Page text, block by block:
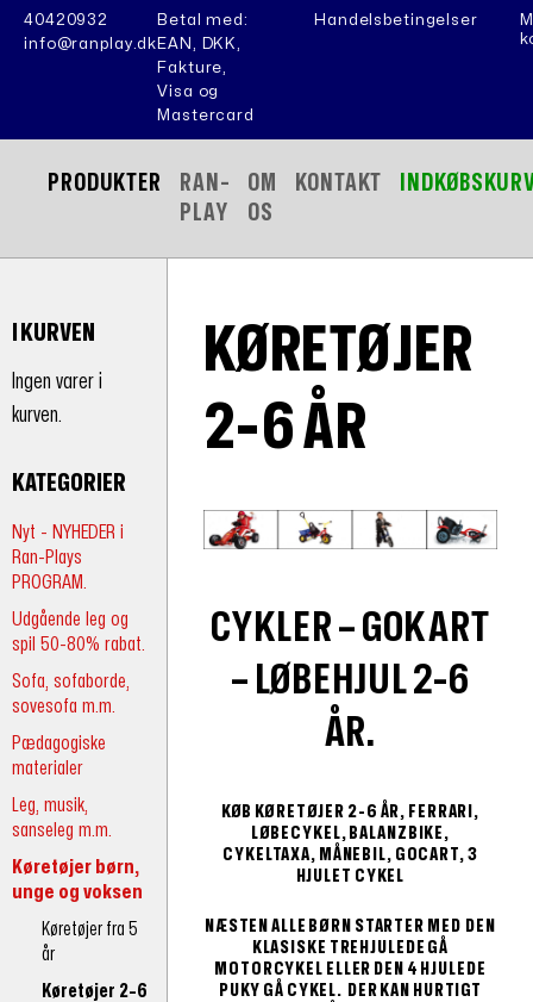
40420932
info@ranplay.dk
Betal med:
EAN, DKK,
Fakture,
Visa og
Mastercard
Handelsbetingelser
PRODUKTER
RAN-
PLAY
OM
OS
KONTAKT
I KURVEN
Ingen varer i
kurven.
KATEGORIER
Nyt - NYHEDER i
Ran-Plays
PROGRAM.
Udgående leg og
spil 50-80% rabat.
Sofa, sofaborde,
sovesofa m.m.
Pædagogiske
materialer
Leg, musik,
sanseleg m.m.
Køretøjer børn,
unge og voksen
Køretøjer fra 5
år
Køretøjer 2-6
KØRETØJER
2-6 ÅR
CYKLER – GOKART
– LØBEHJUL2-6
ÅR.
KØB KØRETØJER 2-6 ÅR, FERRARI,
LØBECYKEL, BALANZBIKE,
CYKELTAXA, MÅNEBIL, GOCART, 3
HJULET CYKEL
NÆSTEN ALLE BØRN STARTER MED DEN
KLASISKE TREHJULEDE GÅ
MOTORCYKEL ELLER DEN 4 HJULEDE
PUKY GÅ CYKEL. DER KAN HURTIGT